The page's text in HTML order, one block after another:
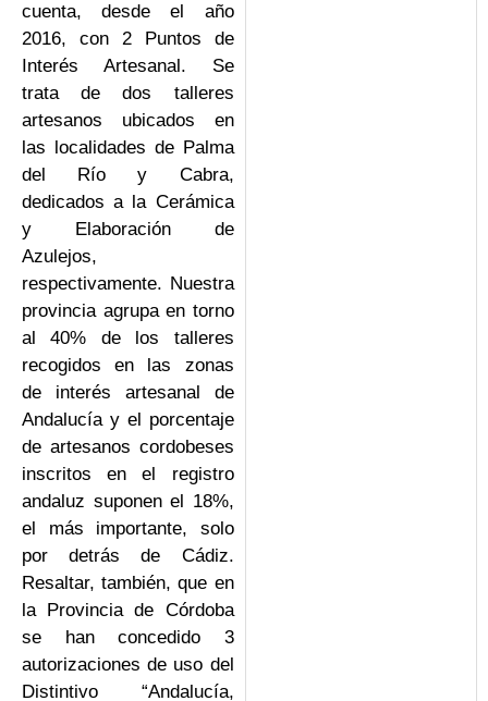
cuenta, desde el año
2016, con 2 Puntos de
Interés Artesanal. Se
trata de dos talleres
artesanos ubicados en
las localidades de Palma
del Río y Cabra,
dedicados a la Cerámica
y Elaboración de
Azulejos,
respectivamente. Nuestra
provincia agrupa en torno
al 40% de los talleres
recogidos en las zonas
de interés artesanal de
Andalucía y el porcentaje
de artesanos cordobeses
inscritos en el registro
andaluz suponen el 18%,
el más importante, solo
por detrás de Cádiz.
Resaltar, también, que en
la Provincia de Córdoba
se han concedido 3
autorizaciones de uso del
Distintivo “Andalucía,